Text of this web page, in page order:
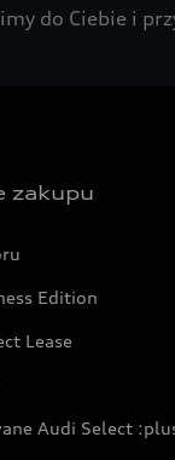
do Ciebie i
zakupu
Edition
Lease
Audi Select